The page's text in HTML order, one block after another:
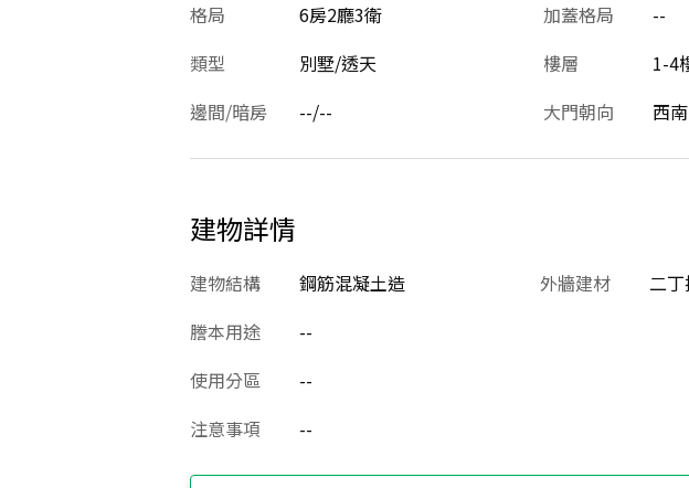
格局
6房2廳3衛 加蓋格局 --
類型
別墅/透天 樓層 1-4
邊間/暗房
--/-- 大門朝向 西南
建物詳情
建物結構 鋼筋混凝土造 外牆建材 二
謄本用途
--
使用分區
--
注意事項
--